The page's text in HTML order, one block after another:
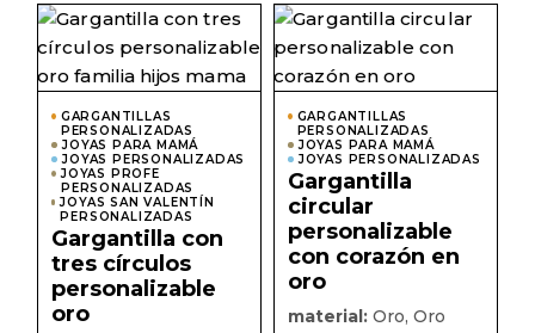
hasta
€921,00
Este
producto
tiene
múltiples
variantes.
opciones
pueden
elegir
página
producto
GARGANTILLAS
PERSONALIZADAS
JOYAS PARA MAMÁ
JOYAS PERSONALIZADAS
JOYAS PROFE
PERSONALIZADAS
JOYAS SAN VALENTÍN
PERSONALIZADAS
Gargantilla con
tres círculos
personalizable
oro
GARGANTILLAS
PERSONALIZADAS
JOYAS PARA MAMÁ
JOYAS PERSONALIZADAS
Gargantilla
circular
personalizable
con corazón en
oro
material:Oro, Oro